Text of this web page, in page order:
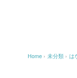
Home › 未分類 › は